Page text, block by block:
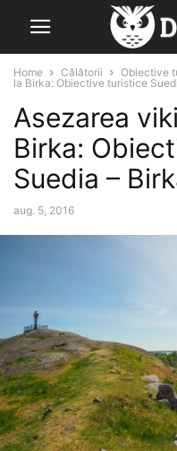
Home Călătorii Obiective
la Birka: Obiective turistice
Asezarea
Birka:
Suedia –
aug. 5, 2016